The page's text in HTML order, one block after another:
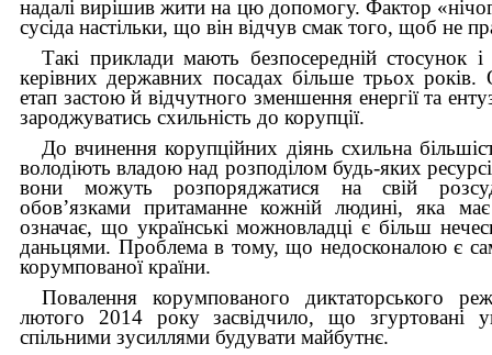
надалі вирішив жити на цю допомогу. Фактор
сусіда настільки, що він відчув смак того, щоб не
Такі приклади мають безпосередній стосунок
керівних державних посадах більше трьох
етап застою й відчутного зменшення енергії та
зароджуватись схильність до корупції.
До вчинення корупційних діянь схильна
володіють владою над розподілом будь-яких
вони можуть розпоряджатися на свій
обов’язками притаманне кожній людині, яка
означає, що українські можновладці є більш
даньцями. Проблема в тому, що недосконалою є
корумпованої країни.
Повалення корумпованого диктаторського
лютого 2014 року засвідчило, що згуртовані
спільними зусиллями будувати майбутнє.